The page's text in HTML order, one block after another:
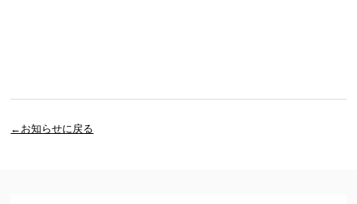
←お知らせに戻る